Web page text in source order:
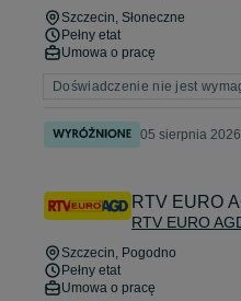
Szczecin, Słoneczne
Pełny etat
Umowa o pracę
Doświadczenie nie jest
05 sierpnia 2026
RTV EURO
RTV EURO
Szczecin, Pogodno
Pełny etat
Umowa o pracę